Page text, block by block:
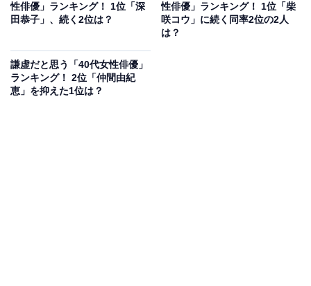
性俳優」ランキング！ 1位「深
田恭子」、続く2位は？
性俳優」ランキング！ 1位「柴
咲コウ」に続く同率2位の2人
は？
謙虚だと思う「40代女性俳優」
ランキング！ 2位「仲間由紀
恵」を抑えた1位は？